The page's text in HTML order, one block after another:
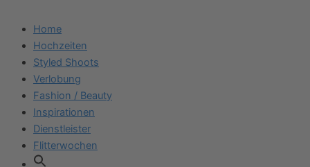
Home
Hochzeiten
Styled Shoots
Verlobung
Fashion / Beauty
Inspirationen
Dienstleister
Flitterwochen